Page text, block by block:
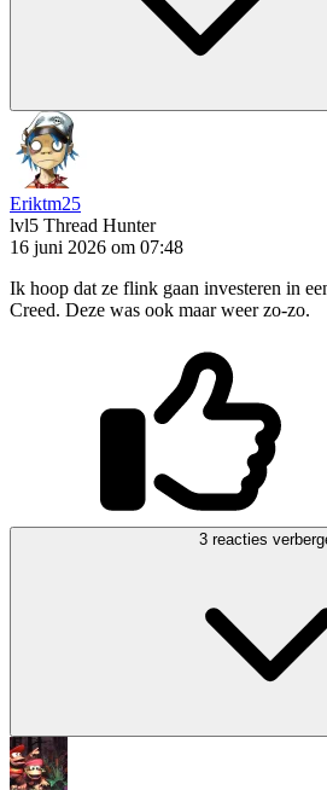
Eriktm25
lvl5 Thread Hunter
16 juni 2026 om 07:48
Ik hoop dat ze flink gaan investeren in
Creed. Deze was ook maar weer zo-zo.
3 reacties